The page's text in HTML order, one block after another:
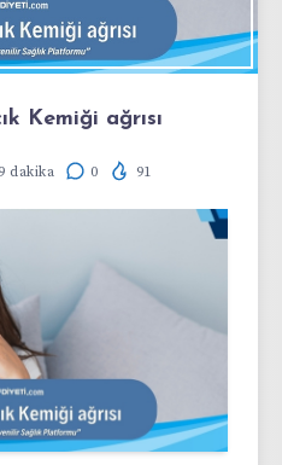
Kemiği ağrısı
9 dakika 0 91